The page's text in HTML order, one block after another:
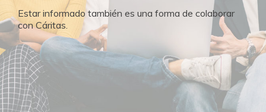
Estar informado también es una forma de colaborar
con Cáritas.